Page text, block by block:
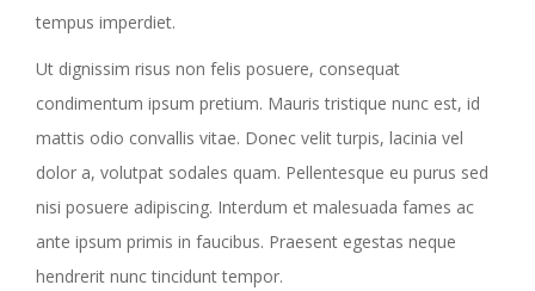
tempus imperdiet.
Ut dignissim risus non felis posuere, consequat
condimentum ipsum pretium. Mauris tristique nunc est, id
mattis odio convallis vitae. Donec velit turpis, lacinia vel
dolor a, volutpat sodales quam. Pellentesque eu purus sed
nisi posuere adipiscing. Interdum et malesuada fames ac
ante ipsum primis in faucibus. Praesent egestas neque
hendrerit nunc tincidunt tempor.